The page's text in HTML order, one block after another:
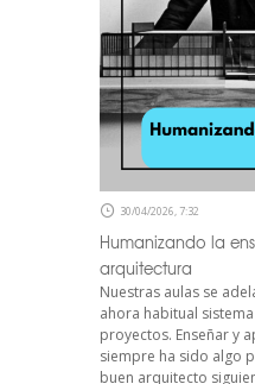
30/04/2026, 7:32
Humanizando la
arquitectura
Nuestras aulas se
ahora habitual
proyectos. Enseñar y
siempre ha sido algo
buen arquitecto